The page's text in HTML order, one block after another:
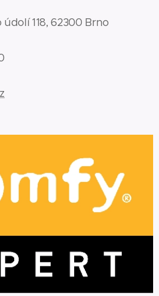
údolí 118, 62300 Brno